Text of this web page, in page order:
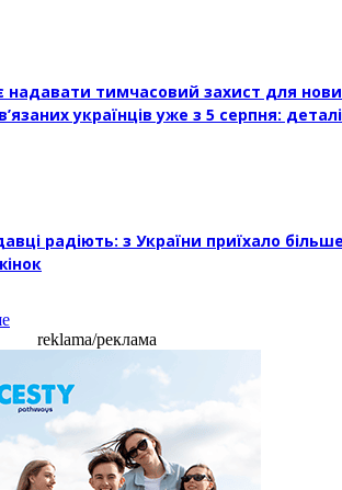
надавати тимчасовий захист для
українців уже з 5 серпня: деталі
радіють: з України приїхало
reklama/реклама